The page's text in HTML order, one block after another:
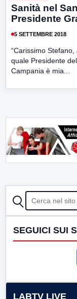
Sanità nel
Presidente
5 SETTEMBRE 2018
“Carissimo
quale Presidente
Campania è mia...
CERCA
SEGUICI SUI
LABTV LIVE